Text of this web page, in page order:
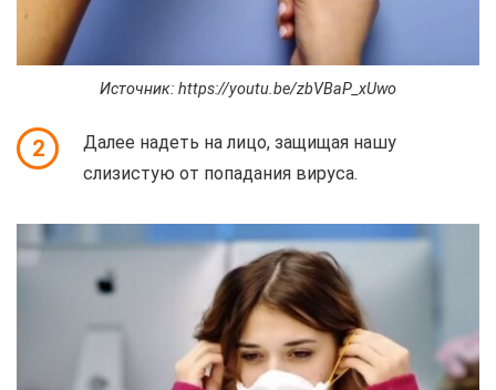
Источник: https://youtu.be/zbVBaP_xUwo
2
Далее надеть на лицо, защищая нашу
слизистую от попадания вируса.